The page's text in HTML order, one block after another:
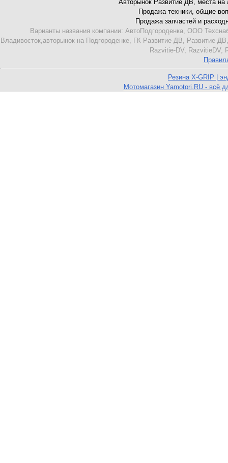
Авторынок Развитие ДВ, места на
Продажа техники, общие
Продажа запчастей и
Варианты названия компании: АвтоПодгороденка, ООО
Владивосток,авторынок на Подгороденке, ГК Развитие ДВ,
Razvitie-DV, RazvitieDV,
Резина X-GRIP |
Мотомагазин Yamotori.RU - всё